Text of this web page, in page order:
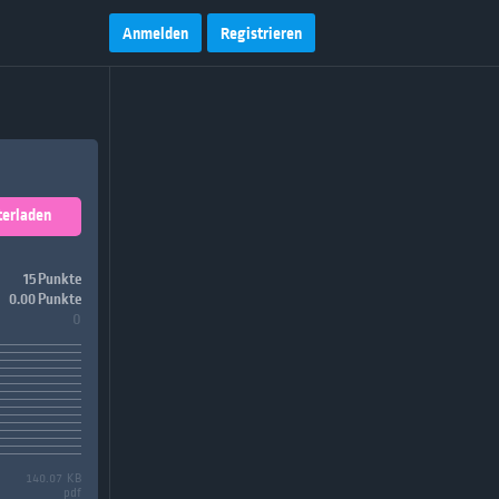
Anmelden Registrieren
15 Punkte
0.00 Punkte
0
140.07 KB
pdf